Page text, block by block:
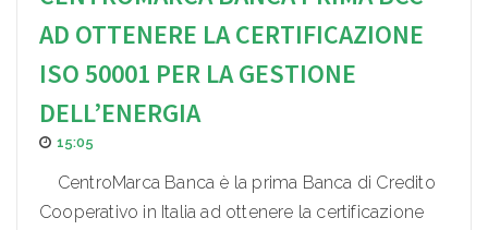
AD OTTENERE LA CERTIFICAZIONE
ISO 50001 PER LA GESTIONE
DELL’ENERGIA
15:05
CentroMarca Banca è la prima Banca di Credito
Cooperativo in Italia ad ottenere la certificazione